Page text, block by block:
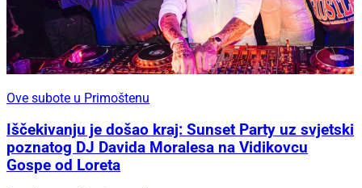
Ove subote u Primoštenu
Iščekivanju je došao kraj: Sunset Party uz svjetski
poznatog DJ Davida Moralesa na Vidikovcu
Gospe od Loreta